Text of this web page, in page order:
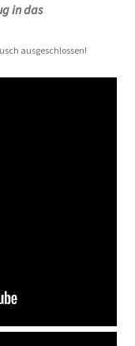
in das
ausgeschlossen!